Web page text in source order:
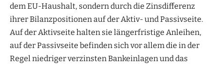
dem EU-Haushalt, sondern durch die Zinsdifferenz
ihrer Bilanzpositionen auf der Aktiv- und Passivseite.
Auf der Aktivseite halten sie längerfristige Anleihen,
auf der Passivseite befinden sich vor allem die in der
Regel niedriger verzinsten Bankeinlagen und das